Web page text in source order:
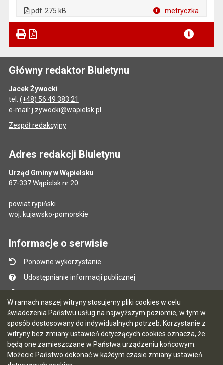
W ramach naszej witryny stosujemy pliki cookies w celu
świadczenia Państwu usług na najwyższym poziomie, w tym w
sposób dostosowany do indywidualnych potrzeb. Korzystanie z
witryny bez zmiany ustawień dotyczących cookies oznacza, że
będą one zamieszczane w Państwa urządzeniu końcowym.
Możecie Państwo dokonać w każdym czasie zmiany ustawień
pdf 275 kB metryczka
Główny redaktor Biuletynu
Jacek Żywocki
tel. (+48) 56 49 383 21
e-mail: j.zywocki@wapielsk.pl
Zespół redakcyjny
Adres redakcji Biuletynu
Urząd Gminy w Wąpielsku
87-337 Wąpielsk nr 20
powiat rypiński
woj. kujawsko-pomorskie
Informacje o serwisie
Ponowne wykorzystanie
Udostępnianie informacji publicznej
Mapa serwisu
Instrukcja obsługi
Statystyki oglądalności
Ostatnio dodane
Ostatnia aktualizacja BIP: 07.08.2026 13:39